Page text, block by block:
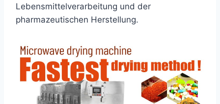
Lebensmittelverarbeitung und der
pharmazeutischen Herstellung.